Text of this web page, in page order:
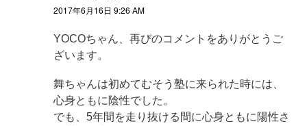
2017年6月16日 9:26 AM
YOCOちゃん、再びのコメントをありがとうご
ざいます。
舞ちゃんは初めてむそう塾に来られた時には、
心身ともに陰性でした。
でも、5年間を走り抜ける間に心身ともに陽性さ